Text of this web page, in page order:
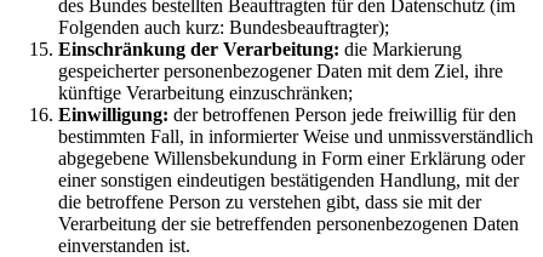
des Bundes bestellten Beauftragten für den Datenschutz (im
Folgenden auch kurz: Bundesbeauftragter);
Einschränkung der Verarbeitung: die Markierung
gespeicherter personenbezogener Daten mit dem Ziel, ihre
künftige Verarbeitung einzuschränken;
Einwilligung: der betroffenen Person jede freiwillig für den
bestimmten Fall, in informierter Weise und unmissverständlich
abgegebene Willensbekundung in Form einer Erklärung oder
einer sonstigen eindeutigen bestätigenden Handlung, mit der
die betroffene Person zu verstehen gibt, dass sie mit der
Verarbeitung der sie betreffenden personenbezogenen Daten
einverstanden ist.